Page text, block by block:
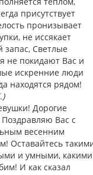
присутствует
пронизывает
не иссякает
запас, Светлые
не покидают Вас и
искренние люди
находятся рядом!
Дорогие
Вас с
весенним
Оставайтесь
и умными, какими
И как сказал